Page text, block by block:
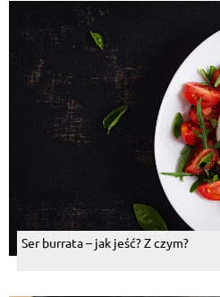
Ser burrata – jak jeść? Z czym?